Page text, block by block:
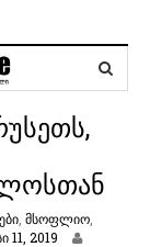
მსოფლიო
11, 2019